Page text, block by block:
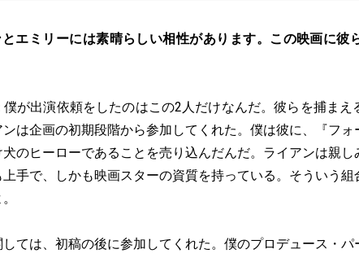
エミリーには素晴らしい相性があります。この映画に彼
僕が出演依頼をしたのはこの2人だけなんだ。彼らを捕まえ
は企画の初期段階から参加してくれた。僕は彼に、『フォ
犬のヒーローであることを売り込んだんだ。ライアンは親
上手で、しかも映画スターの資質を持っている。そういう
ては、初稿の後に参加してくれた。僕のプロデュース・